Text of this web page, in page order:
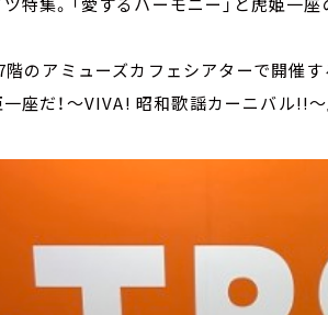
階のアミューズカフェシアターで開催
座だ！～VIVA! 昭和歌謡カーニバル!!～